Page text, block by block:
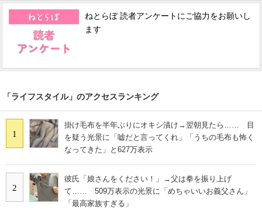
ねとらぼ 読者アンケートにご協力をお願いし
ます
「ライフスタイル」のアクセスランキング
1
掛け毛布を半年ぶりにオキシ漬け→翌朝見たら…… 目
を疑う光景に「嘘だと言ってくれ」「うちの毛布も怖く
なってきた」と627万表示
2
彼氏「娘さんをください！」→父は拳を振り上げ
て…… 509万表示の光景に「めちゃいいお義父さん」
「最高家族すぎる」